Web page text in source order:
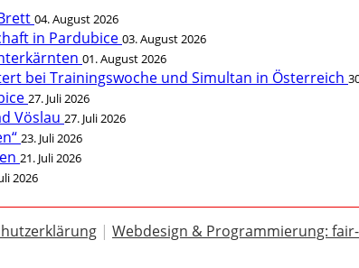
04. August 2026
in Pardubice 03. August 2026
01. August 2026
bei Trainingswoche und Simultan in Österreich
27. Juli 2026
Vöslau 27. Juli 2026
23. Juli 2026
21. Juli 2026
2026
| Webdesign & Programmierung: fair-